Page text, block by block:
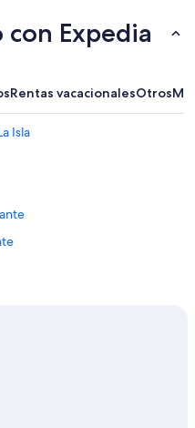
Expedia
Rentas vacacionalesOtros
Isla